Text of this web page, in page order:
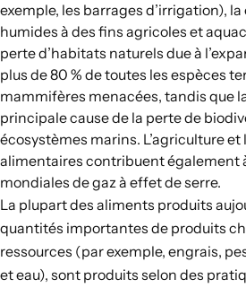
exemple, les barrages d’irrigation),
humides à des fins agricoles et
perte d’habitats naturels due à
plus de 80 % de toutes les espèces
mammifères menacées, tandis que
principale cause de la perte de
écosystèmes marins. L’agriculture et
alimentaires contribuent également
mondiales de gaz à effet de serre.
La plupart des aliments produits
quantités importantes de produits
ressources (par exemple, engrais,
et eau), sont produits selon des